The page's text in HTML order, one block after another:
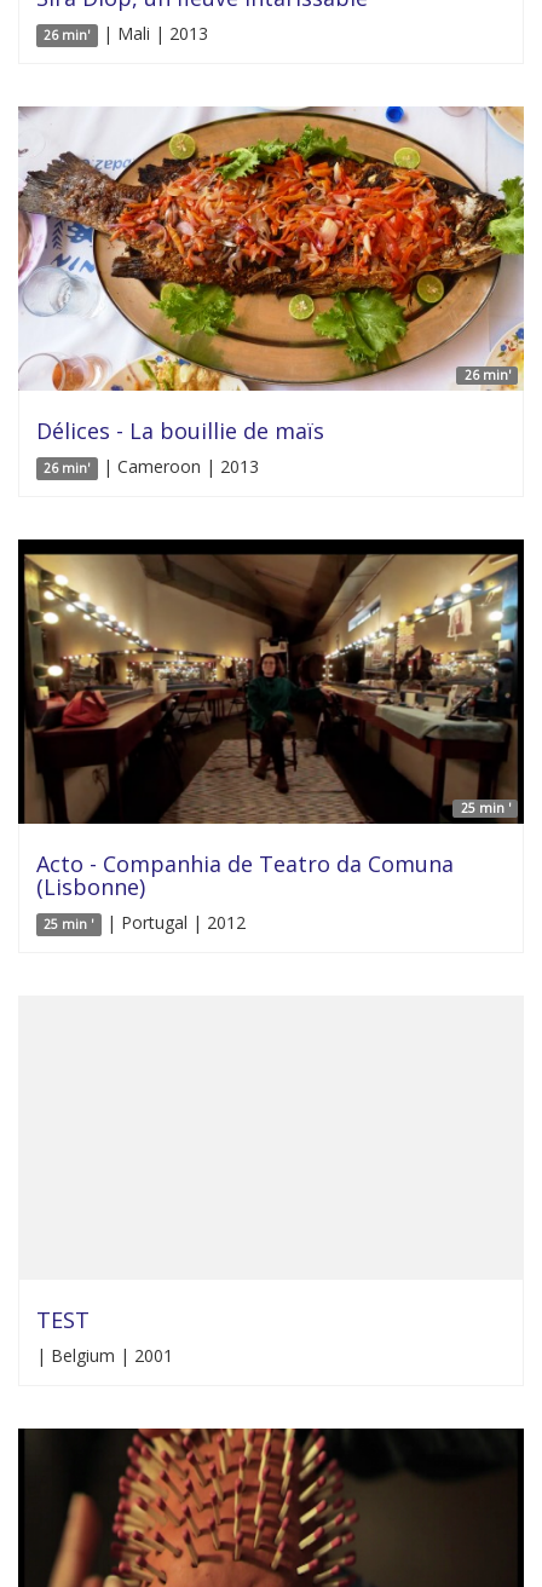
26 min' | Mali | 2013
26 min'
Délices - La bouillie de maïs
26 min' | Cameroon | 2013
25 min '
Acto - Companhia de Teatro da Comuna
(Lisbonne)
25 min ' | Portugal | 2012
TEST
| Belgium | 2001